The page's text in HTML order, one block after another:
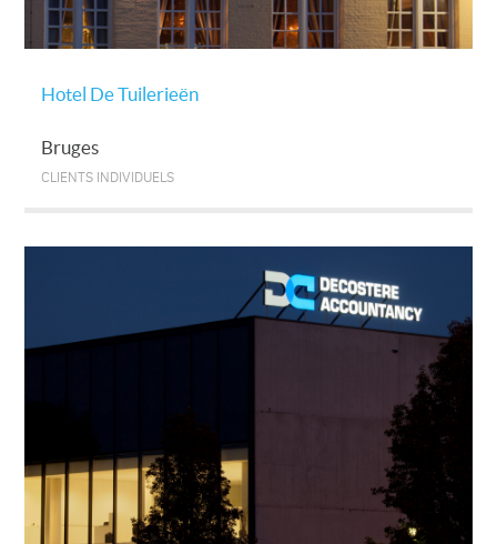
Hotel De Tuilerieën
Bruges
CLIENTS INDIVIDUELS